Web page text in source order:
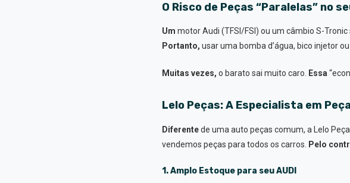
O Risco de Peças “Paralelas” no
Um motor Audi (TFSI/FSI) ou um câmbio S-
Portanto, usar uma bomba d’água, bico injetor
Muitas vezes, o barato sai muito caro. Essa
Lelo Peças: A Especialista em
Diferentede uma auto peças comum, a Lelo
vendemos peças para todos os carros.
Pelo
1. Amplo Estoque para seu AUDI